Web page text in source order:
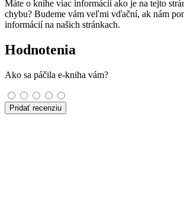
Máte o knihe viac informácií ako je na tejto
chybu? Budeme vám veľmi vďační, ak nám
informácií na našich stránkach.
Hodnotenia
Ako sa páčila e-kniha vám?
Pridať recenziu